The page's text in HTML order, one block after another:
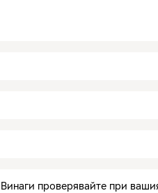
проверявайте при